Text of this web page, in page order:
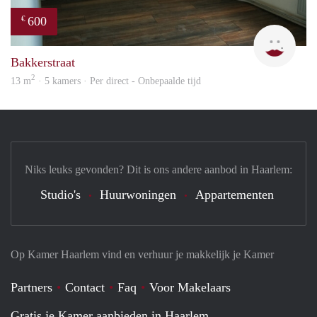
€ 600
Bakkerstraat
13 m2 · 5 kamers · Per direct - Onbepaalde tijd
Op Kamer Haarlem vind en verhuur je makkelijk je Kamer
Partners Contact Faq
Voor Makelaars
Niks leuks gevonden? Dit is ons andere aanbod in Haarlem:
Studio's Huurwoningen Appartementen